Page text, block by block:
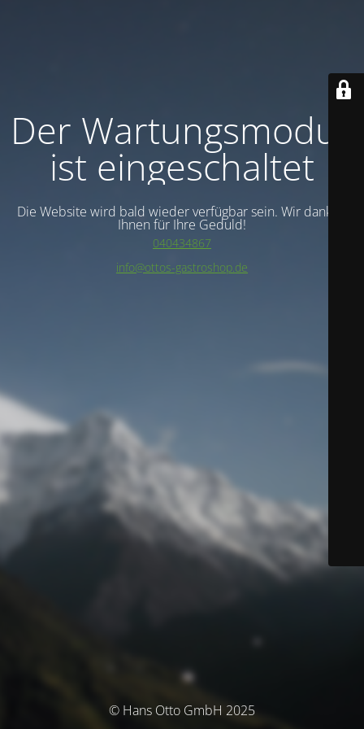
Der Wartungsmodus
ist eingeschaltet
Die Website wird bald wieder verfügbar sein. Wir danken
Ihnen für Ihre Geduld!
040434867
info@ottos-gastroshop.de
© Hans Otto GmbH 2025